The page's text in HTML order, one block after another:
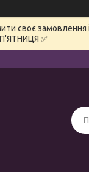
замовлення
✅